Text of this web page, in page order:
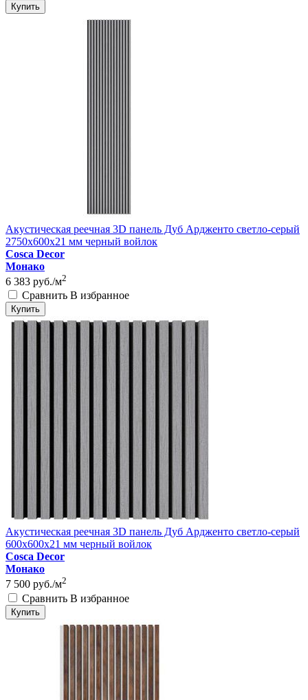
Купить
Акустическая реечная 3D панель Дуб Ардженто светло-серый
2750x600x21 мм черный войлок
Cosca Decor
Монако
6 383 руб./м2
Сравнить В избранное
Купить
Акустическая реечная 3D панель Дуб Ардженто светло-серый
600x600x21 мм черный войлок
Cosca Decor
Монако
7 500 руб./м2
Сравнить В избранное
Купить